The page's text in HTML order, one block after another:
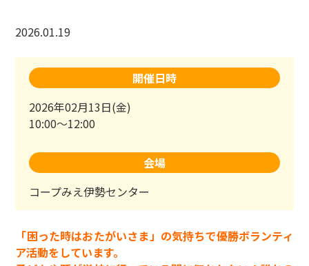
2026.01.19
開催日時
2026年02月13日(金)
10:00～12:00
会場
コープみえ伊勢センター
「困った時はおたがいさま」の気持ちで優勝ボランティ
ア活動をしています。